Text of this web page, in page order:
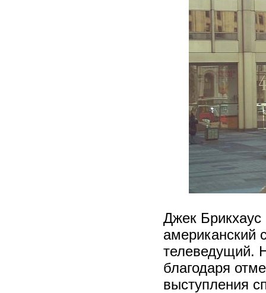
Джек Брикхаус
американский
телеведущий.
благодаря
выступления